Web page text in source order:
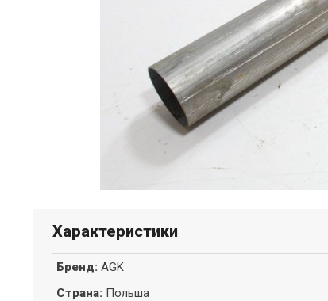
Характеристики
Бренд: AGK
Страна: Польша